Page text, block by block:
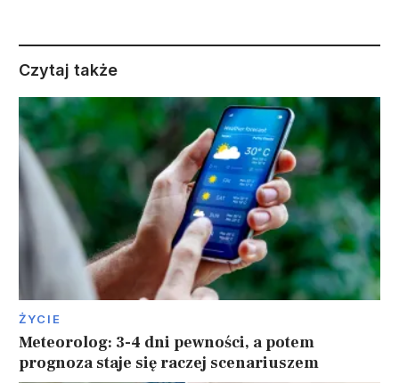
Czytaj także
ŻYCIE
Meteorolog: 3-4 dni pewności, a potem
prognoza staje się raczej scenariuszem